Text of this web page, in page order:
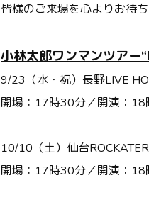
皆様のご来場を心よりお待
小林太郎ワンマンツアー
9/23（水・祝）長野LIVE
開場：17時30分／開演：18
10/10（土）仙台
開場：17時30分／開演：18